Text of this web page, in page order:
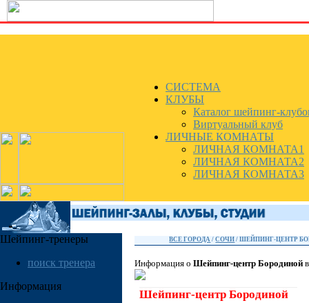
СИСТЕМА
КЛУБЫ
Каталог шейпинг-
Виртуальный клуб
ЛИЧНЫЕ КОМНАТЫ
ЛИЧНАЯ КОМНАТА1
ЛИЧНАЯ КОМНАТА2
ЛИЧНАЯ КОМНАТА3
Шейпинг-тренеры
поиск тренера
Информация
ВСЕ ГОРОДА /СОЧИ / ШЕЙПИНГ-ЦЕНТР
Информация о Шейпинг-центр Бородиной
Шейпинг-центр Бородиной